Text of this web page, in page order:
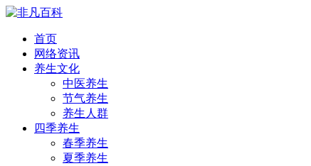
首页
网络资讯
养生文化
中医养生
节气养生
养生人群
四季养生
春季养生
夏季养生